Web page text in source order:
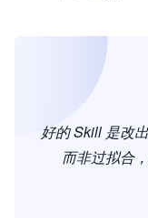
好的 Skill 是改
而非过拟合